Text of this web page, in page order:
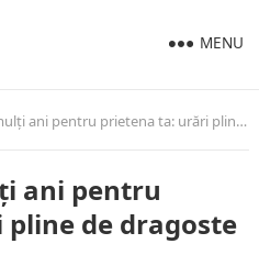
MENU
pentru prietena ta: urări pline de dragoste și prietenie
ani pentru
de dragoste